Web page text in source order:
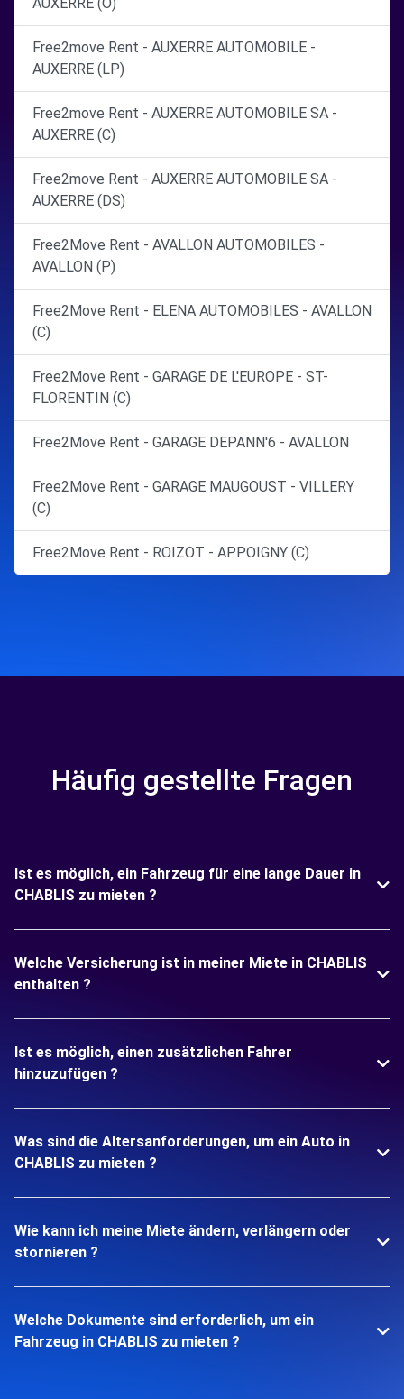
Free2move Rent - AUXERRE AUTOMOBILE -
AUXERRE (LP)
Free2move Rent - AUXERRE AUTOMOBILE SA -
AUXERRE (C)
Free2move Rent - AUXERRE AUTOMOBILE SA -
AUXERRE (DS)
Free2Move Rent - AVALLON AUTOMOBILES -
AVALLON (P)
Free2Move Rent - ELENA AUTOMOBILES - AVALLON
(C)
Free2Move Rent - GARAGE DE L'EUROPE - ST-
FLORENTIN (C)
Free2Move Rent - GARAGE DEPANN'6 - AVALLON
Free2Move Rent - GARAGE MAUGOUST - VILLERY
(C)
Free2Move Rent - ROIZOT - APPOIGNY (C)
Häufig gestellte Fragen
Ist es möglich, ein Fahrzeug für eine lange Dauer in
CHABLIS zu mieten ?
Welche Versicherung ist in meiner Miete in CHABLIS
enthalten ?
Ist es möglich, einen zusätzlichen Fahrer
hinzuzufügen ?
Was sind die Altersanforderungen, um ein Auto in
CHABLIS zu mieten ?
Wie kann ich meine Miete ändern, verlängern oder
stornieren ?
Welche Dokumente sind erforderlich, um ein
Fahrzeug in CHABLIS zu mieten ?